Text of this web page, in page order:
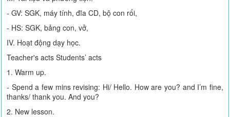
- GV: SGK, máy tính, đĩa CD, bộ con rối,
- HS: SGK, bảng con, vở,
IV. Hoạt động dạy học.
Teacher's acts Students’ acts
1. Warm up.
- Spend a few mins revising: Hi/ Hello. How are you? and I’m fine,
thanks/ thank you. And you?
2. New lesson.